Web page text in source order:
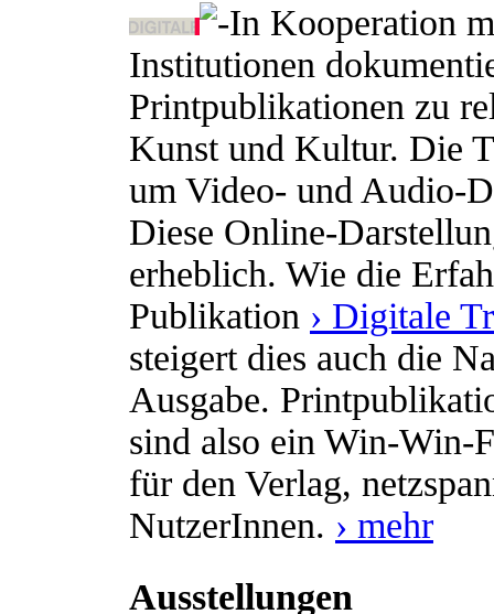
In Kooperation
Institutionen
Printpublikationen zu
Kunst und Kultur. Die
um Video- und Audio-
Diese Online-
erheblich. Wie die
Publikation › Digitale
steigert dies auch die
Ausgabe.
sind also ein Win-Win-
für den Verlag,
NutzerInnen. › mehr
Ausstellungen